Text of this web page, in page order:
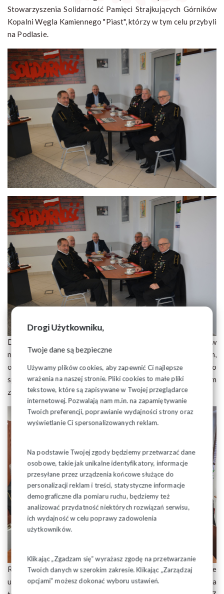
Drogi Użytkowniku,
Twoje dane są bezpieczne
Używamy plików cookies, aby zapewnić Ci najlepsze
wrażenia na naszej stronie. Pliki cookies to małe pliki
tekstowe, które są zapisywane w Twojej przeglądarce
internetowej. Pozwalają nam m.in. na zapamiętywanie
Twoich preferencji, poprawianie wydajności strony oraz
wyświetlanie Ci spersonalizowanych reklam.
Na podstawie Twojej zgody będziemy przetwarzać dane
osobowe, takie jak unikalne identyfikatory, informacje
przesyłane przez urządzenia końcowe służące do
personalizacji reklam i treści, statystyczne informacje
demograficzne dla pomiaru ruchu, będziemy też
analizować przydatność niektórych rozwiązań serwisu,
ich wydajność w celu poprawy zadowolenia
użytkowników.
Klikając „Zgadzam się” wyrażasz zgodę na przetwarzanie
Twoich danych w szerokim zakresie. Klikając „Zarządzaj
opcjami” możesz dokonać wyboru ustawień.
Stowarzyszenia Solidarność Pamięci Strajkujących Górników
Kopalni Węgla Kamiennego "Piast", którzy w tym celu przybyli
na Podlasie.
Dla członków Solidarności, a szczególnie uczestników
najdłuższego podziemnego strajku w stanie wojennym,
otrzymanie relikwii naszego Patrona, symbolu walki o
sprawiedliwość, uczciwość i niepodległość jest ogromnym
zaszczytem i wyróżnieniem.
Relikwiarz z relikwiami pierwszego stopnia zostanie
umieszczony w Parafii pw. św. Barbary w Bieruniu Nowym na